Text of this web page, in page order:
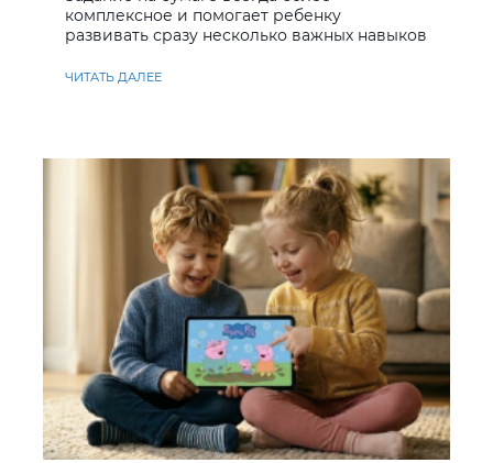
комплексное и помогает ребенку
развивать сразу несколько важных навыков
ЧИТАТЬ ДАЛЕЕ